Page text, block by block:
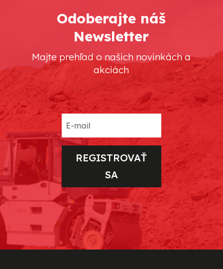
Odoberajte náš
Newsletter
Majte prehľad o našich novinkách a
akciách
REGISTROVAŤ
SA